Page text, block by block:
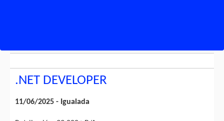
.NET DEVELOPER
11/06/2025 - Igualada